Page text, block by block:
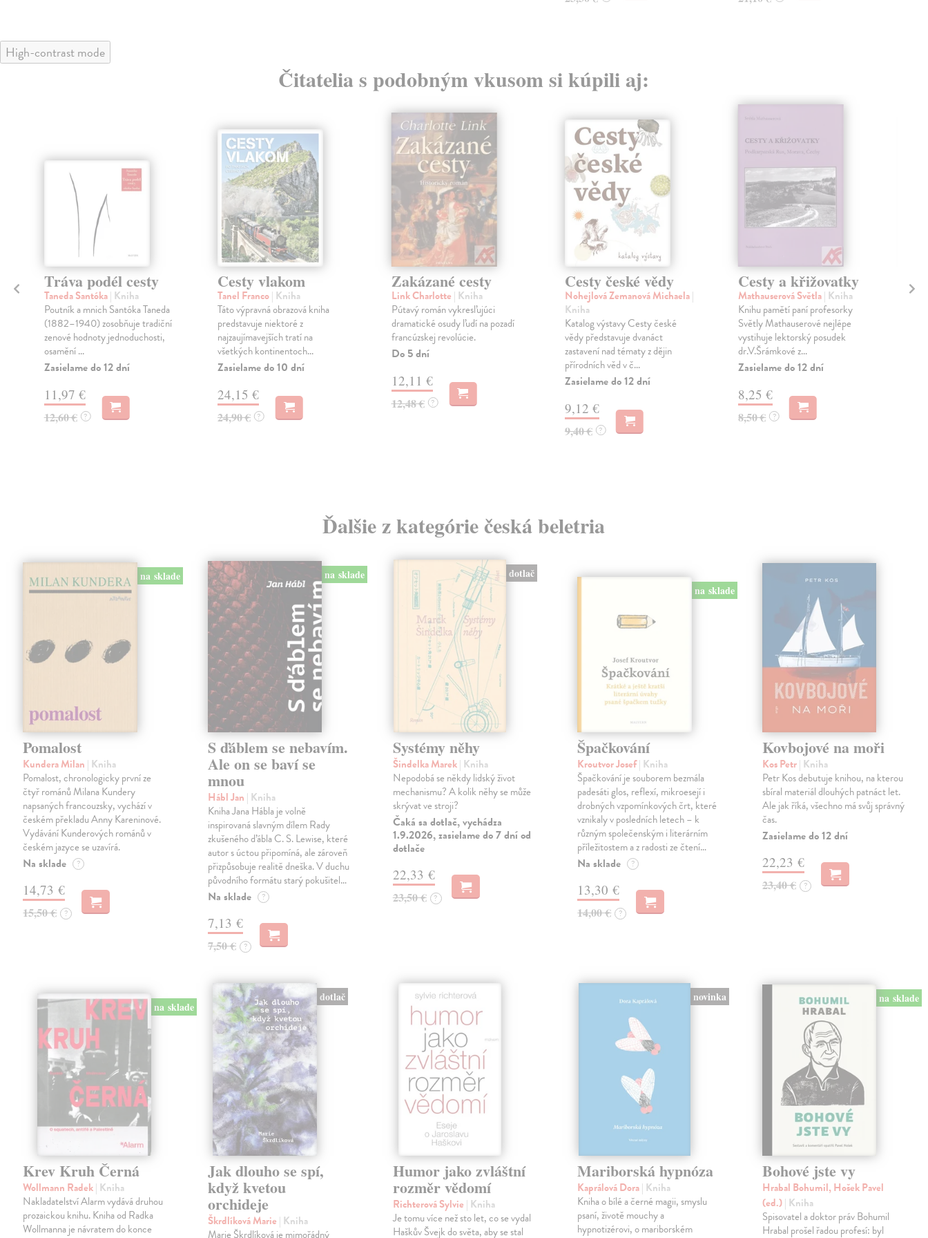
High-contrast mode
Čitatelia s podobným vkusom si kúpili aj:
Tráva podél cesty
Taneda Santóka| Kniha
Poutník a mnich Santóka Taneda
(1882–1940) zosobňuje tradiční
zenové hodnoty jednoduchosti,
osamění ...
Zasielame do 12 dní
11,97 €
12,60 € ?
Cesty vlakom
Tanel Franco| Kniha
Táto výpravná obrazová kniha
predstavuje niektoré z
najzaujímavejších tratí na
všetkých kontinentoch...
Zasielame do 10 dní
24,15 €
24,90 € ?
Zakázané cesty
Link Charlotte | Kniha
Pútavý román vykresľujúci
dramatické osudy ľudí na pozadí
francúzskej revolúcie.
Do 5 dní
12,11 €
12,48 € ?
Cesty české vědy
Nohejlová Zemanová Michaela|
Kniha
Katalog výstavy Cesty české
vědy představuje dvanáct
zastavení nad tématy z dějin
přírodních věd v č...
Zasielame do 12 dní
9,12 €
9,40 € ?
Cesty a křižovatky
Mathauserová Světla| Kniha
Knihu pamětí paní profesorky
Světly Mathauserové nejlépe
vystihuje lektorský posudek
dr.V.Šrámkové z...
Zasielame do 12 dní
8,25 €
8,50 € ?
Ďalšie z kategórie česká beletria
na sklade
Pomalost
Kundera Milan | Kniha
Pomalost, chronologicky první ze
čtyř románů Milana Kundery
napsaných francouzsky, vychází v
českém překladu Anny Kareninové.
Vydávání Kunderových románů v
českém jazyce se uzavírá.
Na sklade ?
14,73 €
15,50 € ?
na sklade
S ďáblem se nebavím.
Ale on se baví se
mnou
Hábl Jan | Kniha
Kniha Jana Hábla je volně
inspirovaná slavným dílem Rady
zkušeného ďábla C. S. Lewise, které
autor s úctou připomíná, ale zároveň
přizpůsobuje realitě dneška. V duchu
původního formátu starý pokušitel…
Na sklade ?
7,13 €
7,50 € ?
dotlač
Systémy něhy
Šindelka Marek| Kniha
Nepodobá se někdy lidský život
mechanismu? A kolik něhy se může
skrývat ve stroji?
Čaká sa dotlač, vychádza
1.9.2026, zasielame do 7 dní od
dotlače
22,33 €
23,50 € ?
na sklade
Špačkování
Kroutvor Josef| Kniha
Špačkování je souborem bezmála
padesáti glos, reflexí, mikroesejí i
drobných vzpomínkových črt, které
vznikaly v posledních letech – k
různým společenským i literárním
příležitostem a z radosti ze čtení…
Na sklade ?
13,30 €
14,00 € ?
Kovbojové na moři
Kos Petr| Kniha
Petr Kos debutuje knihou, na kterou
sbíral materiál dlouhých patnáct let.
Ale jak říká, všechno má svůj správný
čas.
Zasielame do 12 dní
22,23 €
23,40 € ?
na sklade
Krev Kruh Černá
Wollmann Radek| Kniha
Nakladatelství Alarm vydává druhou
prozaickou knihu. Kniha od Radka
Wollmanna je návratem do konce
dotlač
Jak dlouho se spí,
když kvetou
orchideje
Škrdlíková Marie | Kniha
Marie Škrdlíková je mimořádný
Humor jako zvláštní
rozměr vědomí
Richterová Sylvie | Kniha
Je tomu více než sto let, co se vydal
Haškův Švejk do světa, aby se stal
novinka
Mariborská hypnóza
Kaprálová Dora| Kniha
Kniha o bílé a černé magii, smyslu
psaní, životě mouchy a
hypnotizérovi, o mariborském
na sklade
Bohové jste vy
Hrabal Bohumil, Hošek Pavel
(ed.)| Kniha
Spisovatel a doktor práv Bohumil
Hrabal prošel řadou profesí: byl